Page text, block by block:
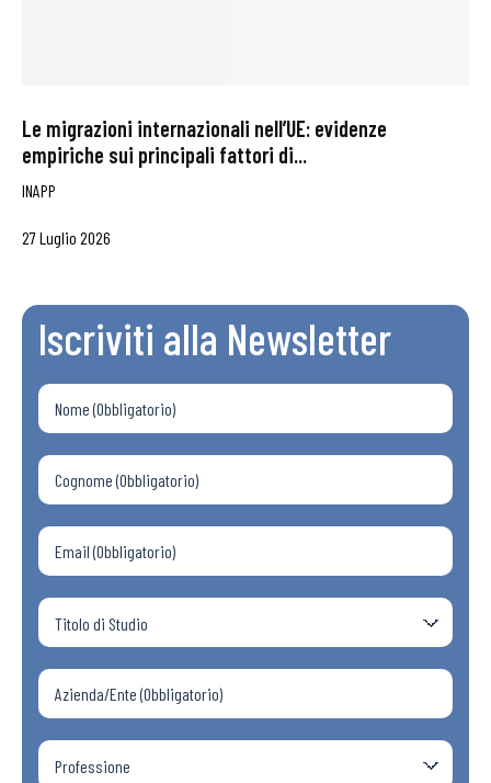
Le migrazioni internazionali nell’UE: evidenze
empiriche sui principali fattori di...
INAPP
27 Luglio 2026
Iscriviti alla Newsletter